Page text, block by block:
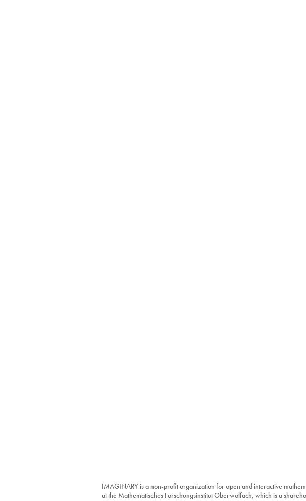
IMAGINARY is a non-profit organization for open and interactive
at the Mathematisches Forschungsinstitut Oberwolfach, which is a